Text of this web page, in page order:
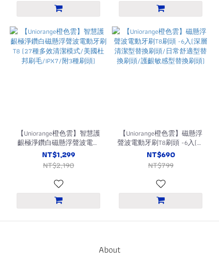
【Uniorange橙色雲】智慧護
齦極淨鑽白磁懸浮聲波電動
牙刷T8 (27種多效清潔模式/
美國杜邦刷毛/IPX7/附3種刷
頭)
NT$1,299
NT$2,190
【Uniorange橙色雲】磁懸浮
聲波電動牙刷T8刷頭 -6入(深
層清潔型替換刷頭/日常舒適
型替換刷頭/護齦敏感型替換
刷頭)
NT$690
NT$799
About